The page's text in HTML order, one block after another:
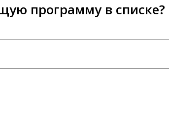
программу в списке?